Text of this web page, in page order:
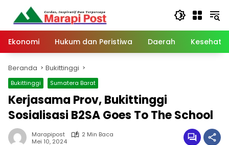
Langsung
konten
Ekonomi
Hukum dan Peristiwa Daerah
Beranda Bukittinggi
Bukittinggi Sumatera Barat
Kerjasama Prov, Bukittinggi
Sosialisasi B2SA Goes To The School
Marapipost
2 Min Baca
Mei 10, 2024